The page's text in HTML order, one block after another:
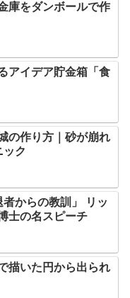
庫をダンボールで作
アイデア貯金箱「食
の作り方｜砂が崩れ
ック
者からの教訓」 リッ
士の名スピーチ
描いた円から出られ